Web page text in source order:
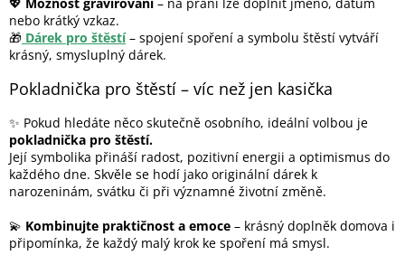
💖 Možnost gravírování– na přání lze doplnit jméno, datum
nebo krátký vzkaz.
🎁 Dárek pro štěstí– spojení spoření a symbolu štěstí vytváří
krásný, smysluplný dárek.
Pokladnička pro štěstí – víc než jen kasička
✨ Pokud hledáte něco skutečně osobního, ideální volbou je
pokladnička pro štěstí.
Její symbolika přináší radost, pozitivní energii a optimismus do
každého dne. Skvěle se hodí jako originální dárek k
narozeninám, svátku či při významné životní změně.
💫 Kombinujte praktičnost a emoce – krásný doplněk domova i
připomínka, že každý malý krok ke spoření má smysl.